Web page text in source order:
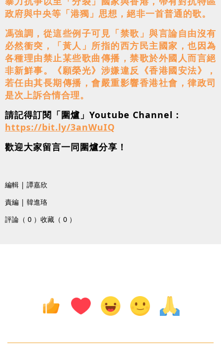
政府與中央等「港獨」思想，絕非一首普通的歌。
馮強調，從這些例子可見「禁歌」與言論自由沒有
必然衝突，「黃人」所指的西方民主國家，也因為
各種理由禁止某些歌曲傳播，禁歌於外國人而言絕
非新鮮事。《願榮光》涉嫌違反《香港國安法》，
若任由其長期傳播，會嚴重影響香港社會，律政司
是次上訴合情合理。
請記得訂閱「圍爐」Youtube Channel：
https://bit.ly/3anWuIQ
歡迎大家留言一同圍爐分享！
編輯 | 譚嘉欣
責編 | 韓進珞
評論（ 0 ） 收藏（ 0 ）